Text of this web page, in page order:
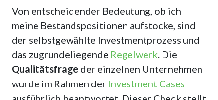
Von entscheidender Bedeutung, ob ich
meine Bestandspositionen aufstocke, sind
der selbstgewählte Investmentprozess und
das zugrundeliegende Regelwerk . Die
Qualitätsfrage der einzelnen Unternehmen
wurde im Rahmen der Investment Cases